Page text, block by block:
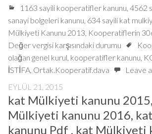
1163 sayili kooperatifler kanunu, 4562
sanayi bolgeleri kanunu, 634 sayili kat
Mülkiyeti Kanunu 2013, Kooperatiflerin
Değer vergisi karşısındaki durumu
olağan genel kurul, kooperatifler kanunu,
İSTİFA, Ortak.Kooperatif.dava
Leave
EYLÜL 21, 2015
kat Mülkiyeti kanunu
Mülkiyeti kanunu 2016,
kanunu Pdf , kat Mülkiyeti